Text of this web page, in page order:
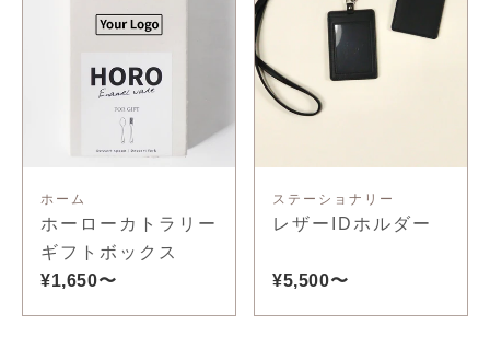
ホーム
ホーローカトラリー
ギフトボックス
¥1,650〜
ステーショナリー
レザーIDホルダー
¥5,500〜